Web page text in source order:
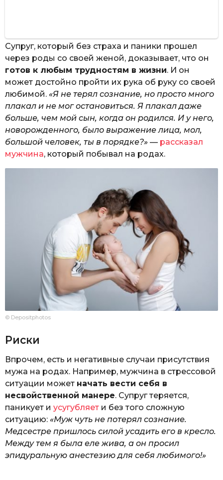
Супруг, который без страха и паники прошел
через роды со своей женой, доказывает, что он
готов к любым трудностям в жизни. И он
может достойно пройти их рука об руку со своей
любимой. «Я не терял сознание, но просто много
плакал и не мог остановиться. Я плакал даже
больше, чем мой сын, когда он родился. И у него,
новорожденного, было выражение лица, мол,
большой человек, ты в порядке?» — рассказал
мужчина, который побывал на родах.
© Depositphotos
Риски
Впрочем, есть и негативные случаи присутствия
мужа на родах. Например, мужчина в стрессовой
ситуации может начать вести себя в
несвойственной манере. Супруг теряется,
паникует и усугубляет и без того сложную
ситуацию: «Муж чуть не потерял сознание.
Медсестре пришлось силой усадить его в кресло.
Между тем я была еле жива, а он просил
эпидуральную анестезию для себя любимого!»